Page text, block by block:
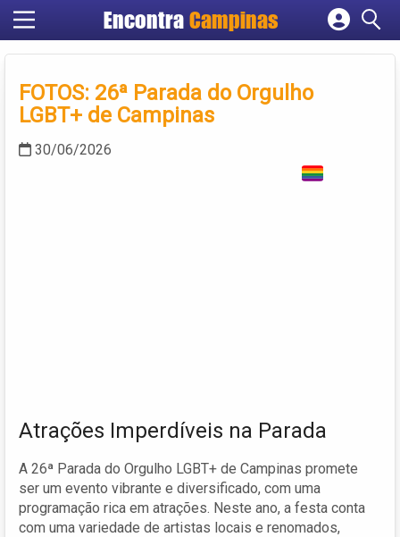
Encontra Campinas
Cadastrar empresa
Criar conta
FOTOS: 26ª Parada do Orgulho
LGBT+ de Campinas
30/06/2026
Atrações Imperdíveis na Parada
A 26ª Parada do Orgulho LGBT+ de Campinas promete
ser um evento vibrante e diversificado, com uma
programação rica em atrações. Neste ano, a festa conta
com uma variedade de artistas locais e renomados,